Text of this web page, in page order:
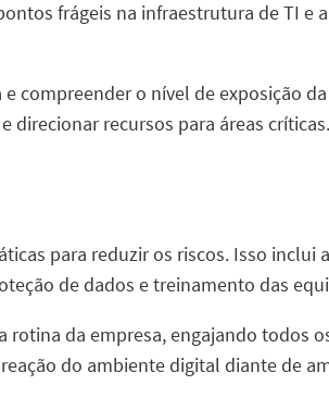
frágeis na infraestrutura de TI e
compreender o nível de exposição
direcionar recursos para áreas críticas.
para reduzir os riscos. Isso inclui
de dados e treinamento das
da empresa, engajando todos
do ambiente digital diante de